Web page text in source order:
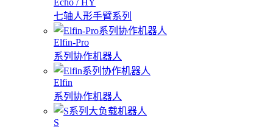
七轴人形手臂系列
Elfin-Pro
系列协作机器人
Elfin
系列协作机器人
S